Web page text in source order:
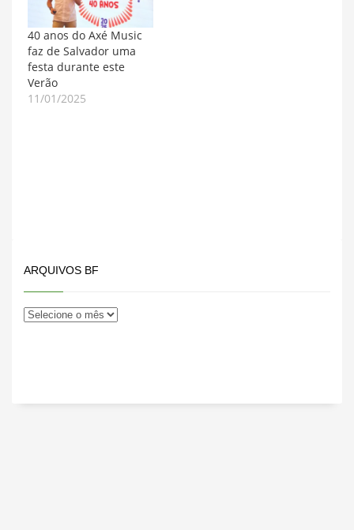
40 anos do Axé Music
faz de Salvador uma
festa durante este
Verão
11/01/2025
ARQUIVOS BF